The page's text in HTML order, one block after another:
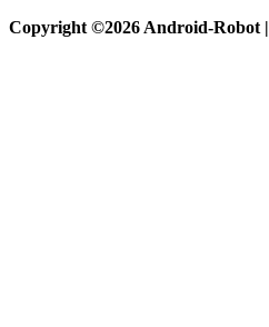
Copyright ©2026 Android-Robot |